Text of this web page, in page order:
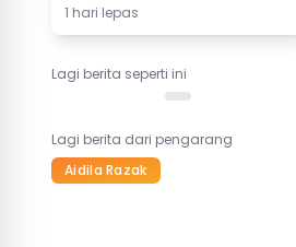
1 hari lepas
Lagi berita seperti ini
Lagi berita dari pengarang
Aidila Razak